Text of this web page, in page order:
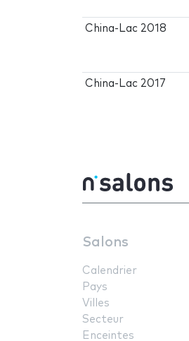
China-Lac 2018
China-Lac 2017
Salons
Calendrier
Pays
Villes
Secteur
Enceintes